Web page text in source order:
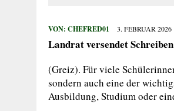
VON: CHEFRED01 3. FEBRUAR 2026
Landrat versendet
(Greiz). Für viele
sondern auch eine der
Ausbildung, Studium oder